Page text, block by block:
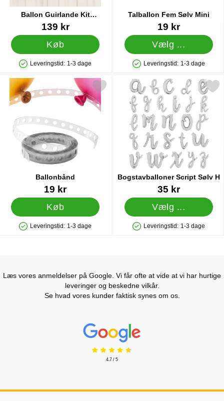
Ballon Guirlande Kit
Rosewood
Varenr 44727139 kr
Køb
Produkttilgængelighed: På lager
Leveringstid: 1-3 dage
Talballon Fem Sølv Mini
Varenr 1072819 kr
Vælg ...
Produkttilgængelighed: På lager
Leveringstid: 1-3 dage
Ballonbånd
Varenr 2121119 kr
Køb
Produkttilgængelighed: På lager
Leveringstid: 1-3 dage
Markér ballonbånd som favorit
Bogstavballoner Script Sølv H
Varenr 2098835 kr
Vælg ...
Produkttilgængelighed: På lager
Leveringstid: 1-3 dage
Markér bogstavballoner
Læs vores anmeldelser på Google. Vi får ofte at vide at vi har hurtige
leveringer og beskedne vilkår.
Se hvad vores kunder faktisk synes om os.
Prisjakt Anmeldelser: 4.7 Stjerne
4.7 / 5